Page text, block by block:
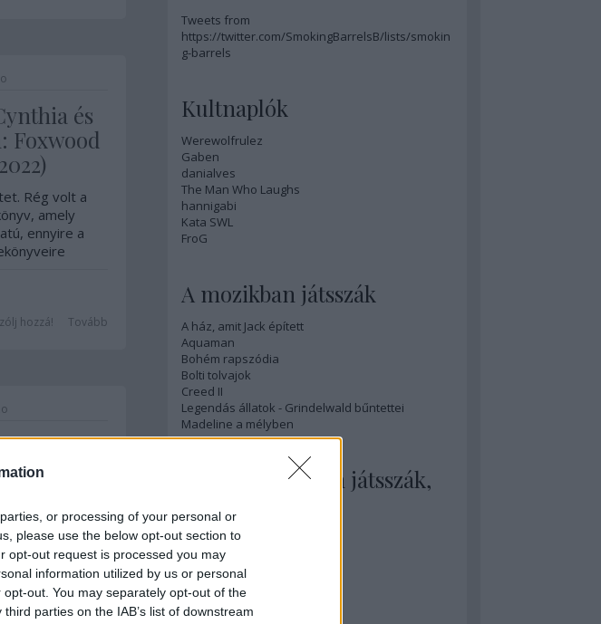
or processing of your personal or
please use the below opt-out section to
opt-out request is processed you may
information utilized by us or personal
out. You may separately opt-out of the
parties on the IAB’s list of downstream
és
Foxwood
Rég volt a
amely
ennyire a
a foxwoodiTovább
hozzá!
Judit
és a
meg a
tudom
Tweets from
https://twitter.com/SmokingBarrelsB/lists/smokin
g-barrels
Kultnaplók
Werewolfrulez
Gaben
danialves
The Man Who Laughs
hannigabi
Kata SWL
FroG
A mozikban játsszák
A ház, amit Jack épített
Aquaman
Bohém rapszódia
Bolti tolvajok
Creed II
Legendás állatok - Grindelwald bűntettei
Madeline a mélyben
A mozikban nem játsszák,
Annihilation
Disobedience
Egy sármos férfi
November
Örök tél